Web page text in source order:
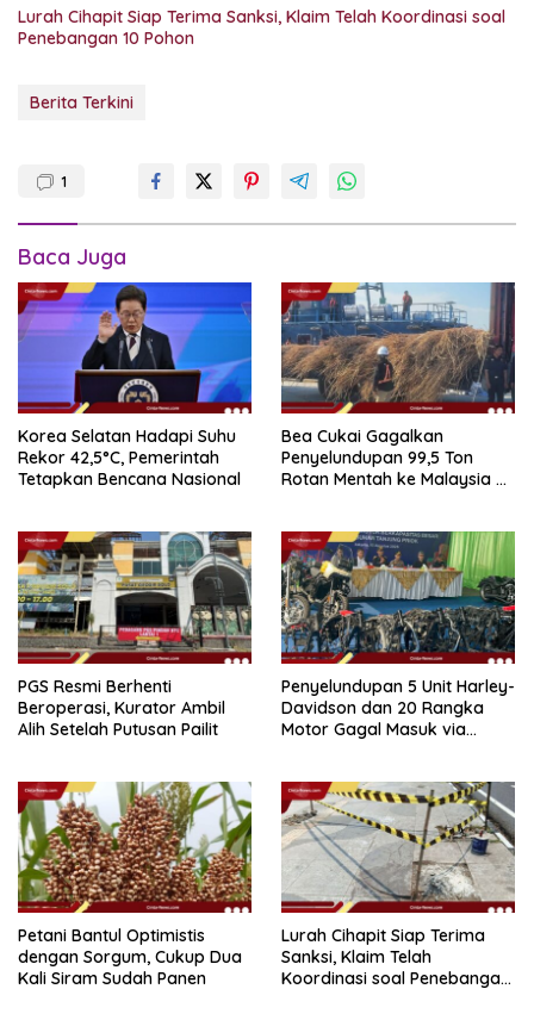
Lurah Cihapit Siap Terima Sanksi, Klaim Telah Koordinasi soal
Penebangan 10 Pohon
Berita Terkini
1
Baca Juga
Korea Selatan Hadapi Suhu
Rekor 42,5°C, Pemerintah
Tetapkan Bencana Nasional
Bea Cukai Gagalkan
Penyelundupan 99,5 Ton
Rotan Mentah ke Malaysia di
PGS Resmi Berhenti
Beroperasi, Kurator Ambil
Alih Setelah Putusan Pailit
Penyelundupan 5 Unit Harley-
Davidson dan 20 Rangka
Motor Gagal Masuk via
Petani Bantul Optimistis
dengan Sorgum, Cukup Dua
Kali Siram Sudah Panen
Lurah Cihapit Siap Terima
Sanksi, Klaim Telah
Koordinasi soal Penebangan